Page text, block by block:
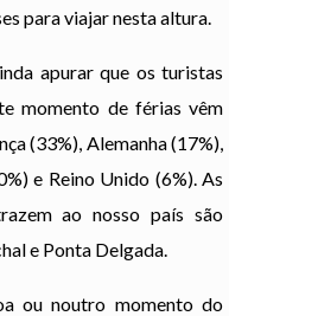
para viajar nesta altura.
apurar que os turistas
momento de férias vêm
(33%), Alemanha (17%),
e Reino Unido (6%). As
ao nosso país são
e Ponta Delgada.
ou noutro momento do